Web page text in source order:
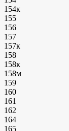
154к
155
156
157
157к
158
158к
158м
159
160
161
162
164
165